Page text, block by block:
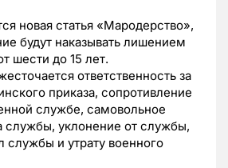
новая статья «Мародерство»,
будут наказывать лишением
шести до 15 лет.
ответственность за
приказа, сопротивление
службе, самовольное
службы, уклонение от службы,
службы и утрату военного